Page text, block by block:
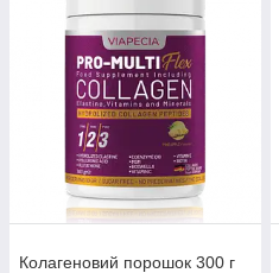
Колагеновий порошок 300 г